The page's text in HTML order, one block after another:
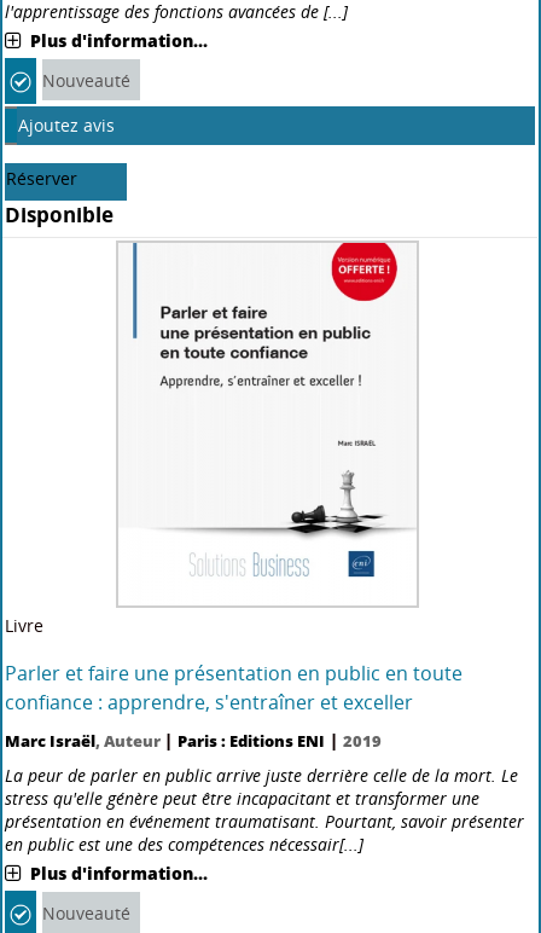
Ce livre vous présente dans le détail les fonctions à connaître pour
gérer vos messages, calendriers, contacts et tâches avec Outlook, le
célèbre logiciel de messagerie de Microsoft® ; il s'adresse à toute
personne débutante dans l'utilisation d[...]
Plus d'information...
Réserver
Disponible
Outlook : (versions 2019 et Office 365) - maîtrisez les
fonctions avancée
Paris : Editions ENI 2019
Ce livre a été conçu pour vous présenter de façon claire et détaillée
les fonctions avancées d'Outlook : il est destiné à toute personne
connaissant les bases d'Outlook et souhaitant aller plus loin par
l'apprentissage des fonctions avancées de [...]
Plus d'information...
Nouveauté
Ajoutez avis